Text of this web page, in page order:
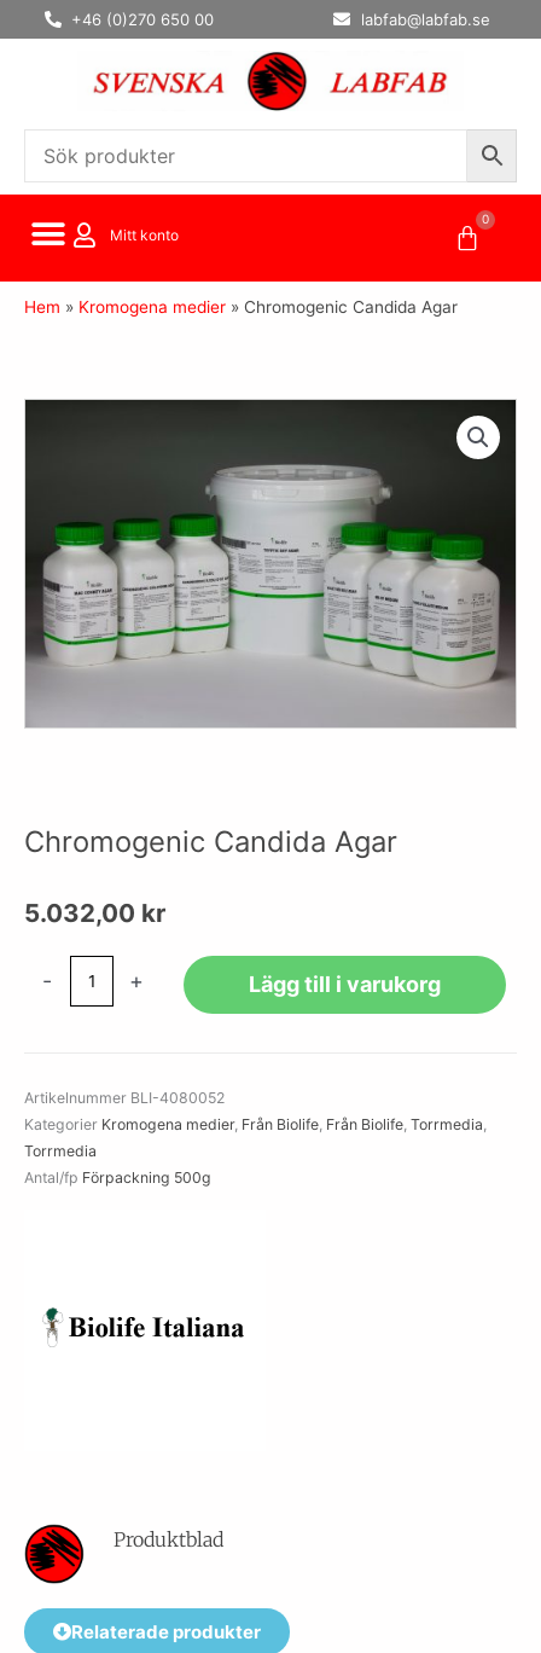
Hoppa
till
+46 (0)270 650 00 labfab@labfab.se
Mitt konto
0
Hem » Kromogena medier » Chromogenic Candida Agar
Chromogenic Candida Agar
5.032,00 kr
- + Lägg till i varukorg
Artikelnummer BLI-4080052
Kategorier Kromogena medier, Från Biolife Från Biolife Torrmedia
Torrmedia
Antal/fp Förpackning 500g
Produktblad
Relaterade produkter